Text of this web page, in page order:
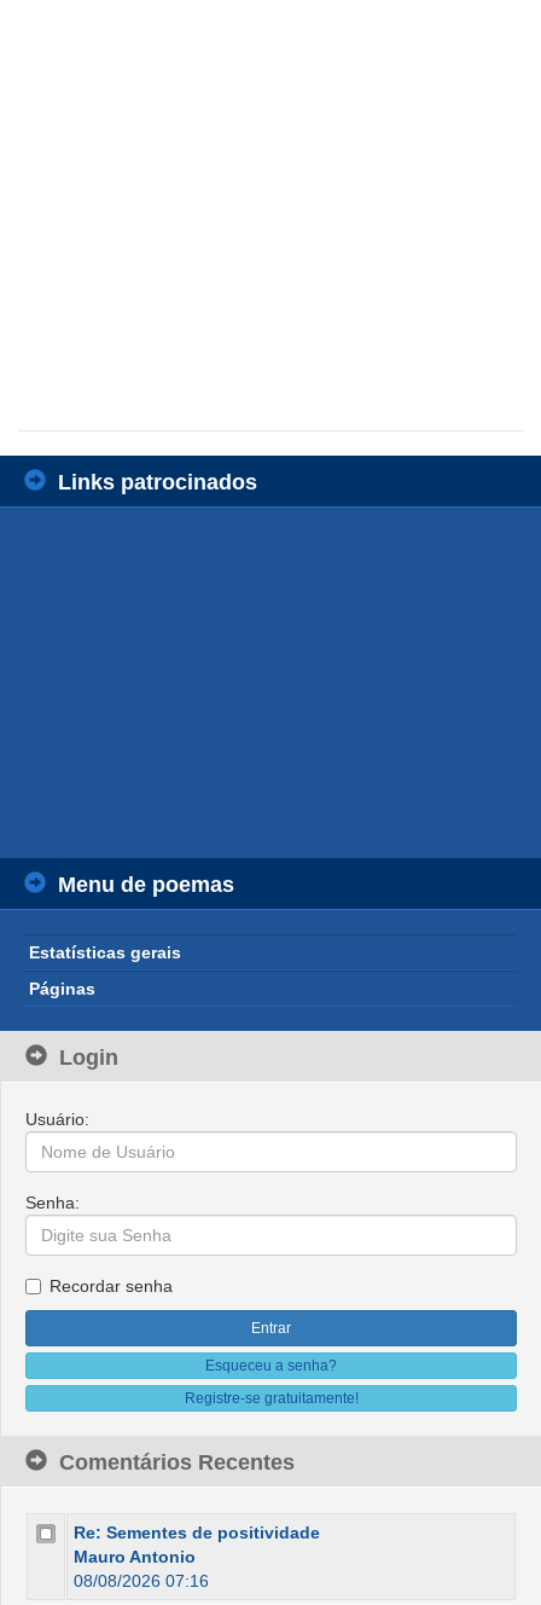
Links patrocinados
Menu de poemas
Estatísticas gerais
Páginas
Login
Usuário:
Senha:
Recordar senha
Esqueceu a senha?
Registre-se gratuitamente!
Comentários Recentes
Re: Sementes de positividade
Mauro Antonio
08/08/2026 07:16